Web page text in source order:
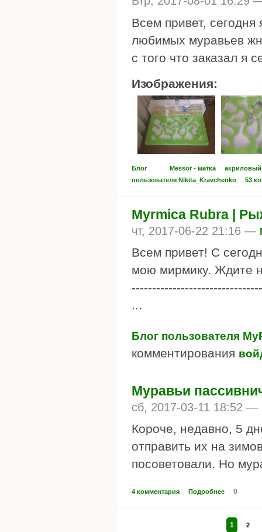
Всем привет, сегодня
любимых муравьев
с того что заказал я
Изображения:
Messor - матка
Блог
пользователя Nikita_Kravchenko
53
Myrmica Rubra |
чт, 2017-06-22 21:16 —
Всем привет! С
мою мирмику. Ждите
...
Блог пользователя
комментирования
Муравьи
сб, 2017-03-11 18:52 —
Короче, недавно, 5
отправить их на
посоветовали. Но
4 комментария Подробнее 0
1 2